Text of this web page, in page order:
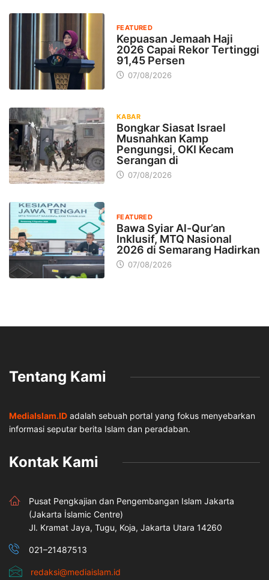
FEATURED
Kepuasan Jemaah Haji
2026 Capai Rekor Tertinggi
91,45 Persen
07/08/2026
KABAR
Bongkar Siasat Israel
Musnahkan Kamp
Pengungsi, OKI Kecam
Serangan di
07/08/2026
FEATURED
Bawa Syiar Al-Qur’an
Inklusif, MTQ Nasional
2026 di Semarang Hadirkan
07/08/2026
Tentang Kami
MediaIslam.ID adalah sebuah portal yang fokus menyebarkan
informasi seputar berita Islam dan peradaban.
Kontak Kami
Pusat Pengkajian dan Pengembangan Islam Jakarta
(Jakarta İslamic Centre)
Jl. Kramat Jaya, Tugu, Koja, Jakarta Utara 14260
021–21487513
redaksi@mediaislam.id